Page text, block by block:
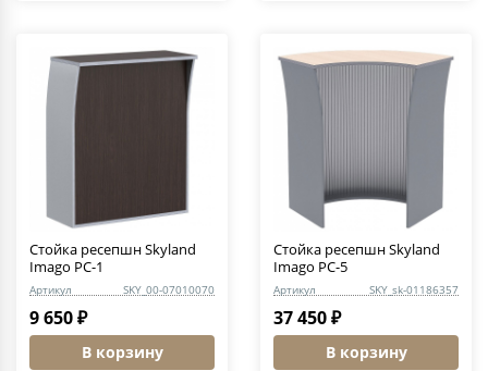
Стойка ресепшн Skyland
Imago РС-1
Артикул SKY_00-07010070
9 650 ₽
В корзину
Стойка ресепшн Skyland
Imago РС-5
Артикул SKY_sk-01186357
37 450 ₽
В корзину